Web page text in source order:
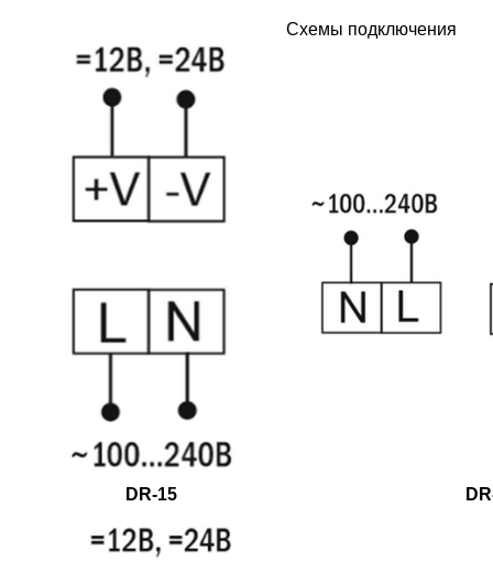
Схемы подключения
DR-15